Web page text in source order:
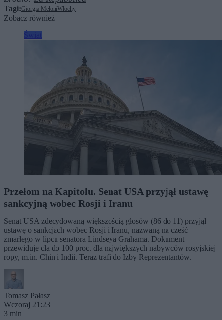
Tagi:Giorgia MeloniWłochy
Zobacz również
Przełom na Kapitolu. Senat USA przyjął ustawę
sankcyjną wobec Rosji i Iranu
Senat USA zdecydowaną większością głosów (86 do 11) przyjął
ustawę o sankcjach wobec Rosji i Iranu, nazwaną na cześć
zmarłego w lipcu senatora Lindseya Grahama. Dokument
przewiduje cła do 100 proc. dla największych nabywców rosyjskiej
ropy, m.in. Chin i Indii. Teraz trafi do Izby Reprezentantów.
Tomasz Pałasz
Wczoraj 21:23
3 min